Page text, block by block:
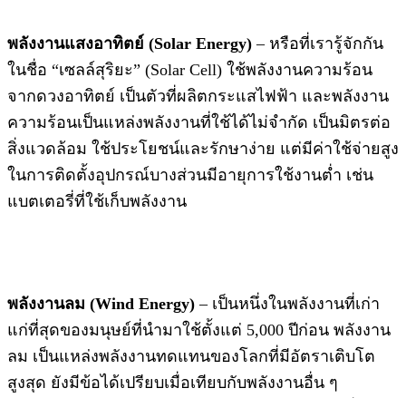
พลังงานแสงอาทิตย์ (Solar Energy) – หรือที่เรารู้จักกัน
ในชื่อ “เซลล์สุริยะ” (Solar Cell) ใช้พลังงานความร้อน
จากดวงอาทิตย์ เป็นตัวที่ผลิตกระแสไฟฟ้า และพลังงาน
ความร้อนเป็นแหล่งพลังงานที่ใช้ได้ไม่จำกัด เป็นมิตรต่อ
สิ่งแวดล้อม ใช้ประโยชน์และรักษาง่าย แต่มีค่าใช้จ่ายสูง
ในการติดตั้งอุปกรณ์บางส่วนมีอายุการใช้งานต่ำ เช่น
แบตเตอรี่ที่ใช้เก็บพลังงาน
พลังงานลม (Wind Energy) – เป็นหนึ่งในพลังงานที่เก่า
แก่ที่สุดของมนุษย์ที่นำมาใช้ตั้งแต่ 5,000 ปีก่อน พลังงาน
ลม เป็นแหล่งพลังงานทดแทนของโลกที่มีอัตราเติบโต
สูงสุด ยังมีข้อได้เปรียบเมื่อเทียบกับพลังงานอื่น ๆ